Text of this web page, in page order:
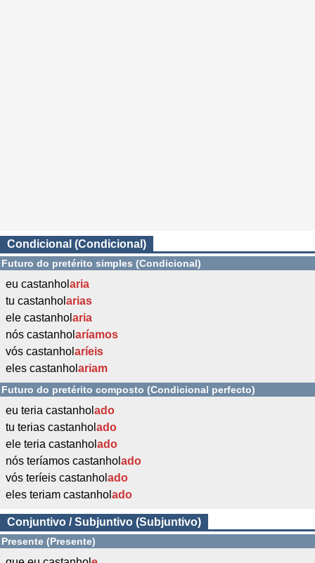
Condicional (Condicional)
Futuro do pretérito simples (Condicional)
eu castanhol aria
tu castanhol arias
ele castanhol aria
nós castanhol aríamos
vós castanhol aríeis
eles castanhol ariam
Futuro do pretérito composto (Condicional perfecto)
eu teria castanhol ado
tu terias castanhol ado
ele teria castanhol ado
nós teríamos castanhol ado
vós teríeis castanhol ado
eles teriam castanhol ado
Conjuntivo / Subjuntivo (Subjuntivo)
Presente (Presente)